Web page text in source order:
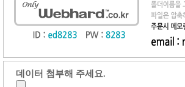
데이터 첨부해 주세요.